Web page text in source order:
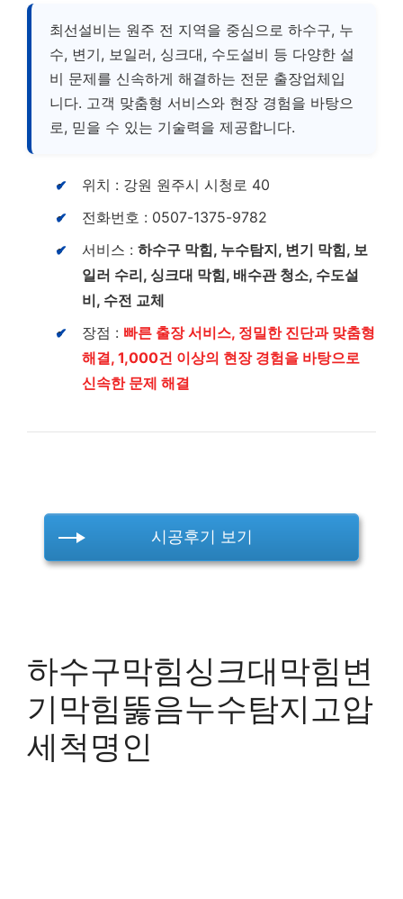
최선설비는 원주 전 지역을 중심으로 하수구, 누
수, 변기, 보일러, 싱크대, 수도설비 등 다양한 설
비 문제를 신속하게 해결하는 전문 출장업체입
니다. 고객 맞춤형 서비스와 현장 경험을 바탕으
로, 믿을 수 있는 기술력을 제공합니다.
위치 : 강원 원주시 시청로 40
전화번호 : 0507-1375-9782
서비스 : 하수구 막힘, 누수탐지, 변기 막힘, 보
일러 수리, 싱크대 막힘, 배수관 청소, 수도설
비, 수전 교체
장점 : 빠른 출장 서비스, 정밀한 진단과 맞춤형
해결, 1,000건 이상의 현장 경험을 바탕으로
신속한 문제 해결
시공후기 보기
하수구막힘싱크대막힘변
기막힘뚫음누수탐지고압
세척명인